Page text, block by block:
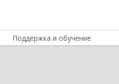
Поддержка и обучение